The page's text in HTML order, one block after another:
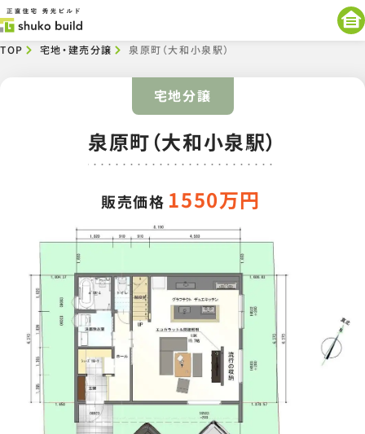
TOP 宅地・建売分譲​ 泉原町（大和小泉駅）
宅地分譲
泉原町（大和小泉駅）
販売価格 1550万円